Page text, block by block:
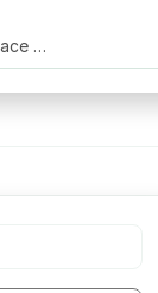
…